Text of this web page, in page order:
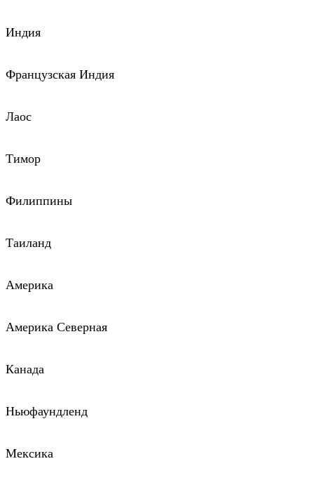
Индия
Французская Индия
Лаос
Тимор
Филиппины
Таиланд
Америка
Америка Северная
Канада
Ньюфаундленд
Мексика